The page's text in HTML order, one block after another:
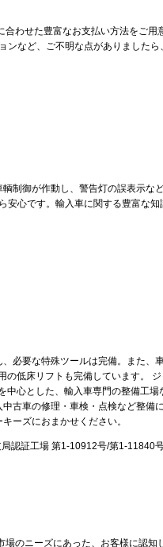
わせた豊富なお支払い方法をご用
ンなど、ご不明な点がありましたら
制御が作動し、警告灯の誤表示な
安心です。輸入車に関する豊富な知
必要な特殊ツールは完備。また、
の低床リフトも完備しています。
中心とした、輸入車専門の整備工場
古車の修理・車検・点検など整備
ーズにおまかせください。
認証工場 第1-10912号/第1-11840
のニーズにあった、お客様に認知